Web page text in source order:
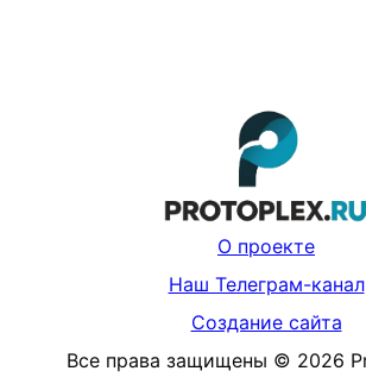
О проекте
Наш Телеграм-канал
Создание сайта
Все права защищены © 2026